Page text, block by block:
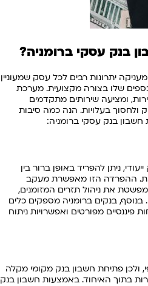
בנק עסקי ברומניה?
יתרונות רבים לכל עסק שמעוניין
שלו בצורה מקצועית. מערכת
ומציעה שירותים מתקדמים
בעלויות. הנה כמה סיבות
בנק עסקי ברומניה:
ניתן להפריד באופן ברור בין
ההפרדה הזו מאפשרת מעקב
את ניהול תזרים המזומנים,
בנוסף, בנקים ברומניה מספקים כלים
פיננסיים מפורטים ואפשרויות ניתוח
ולכן פתיחת חשבון בנק מקומי מקלה
בתוך האיחוד. באמצעות חשבון בנק